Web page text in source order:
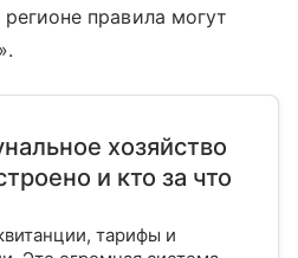
правила могут
хозяйство
и кто за что
тарифы и